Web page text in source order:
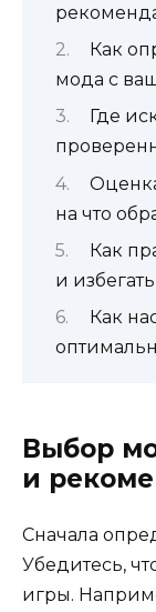
Как
мода с
Где
на что
Как
и
Как
Выбор
и
Сначала
Убедитесь,
игры.